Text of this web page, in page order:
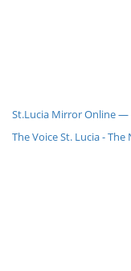
St.Lucia Mirror Online —
The Voice St. Lucia -